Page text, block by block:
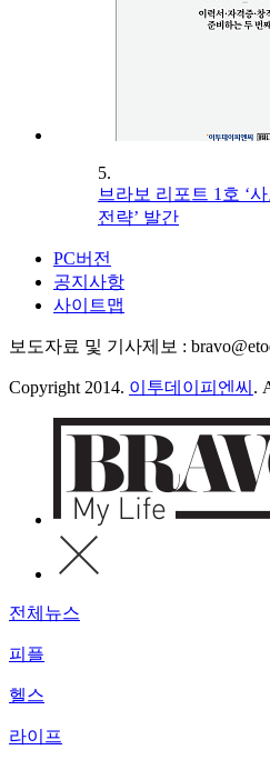
5.
브라보 리포트 1호 ‘
전략’ 발간
PC버전
공지사항
사이트맵
보도자료 및 기사제보 :
Copyright 2014. 이투데이피엔씨 .
전체뉴스
피플
헬스
라이프